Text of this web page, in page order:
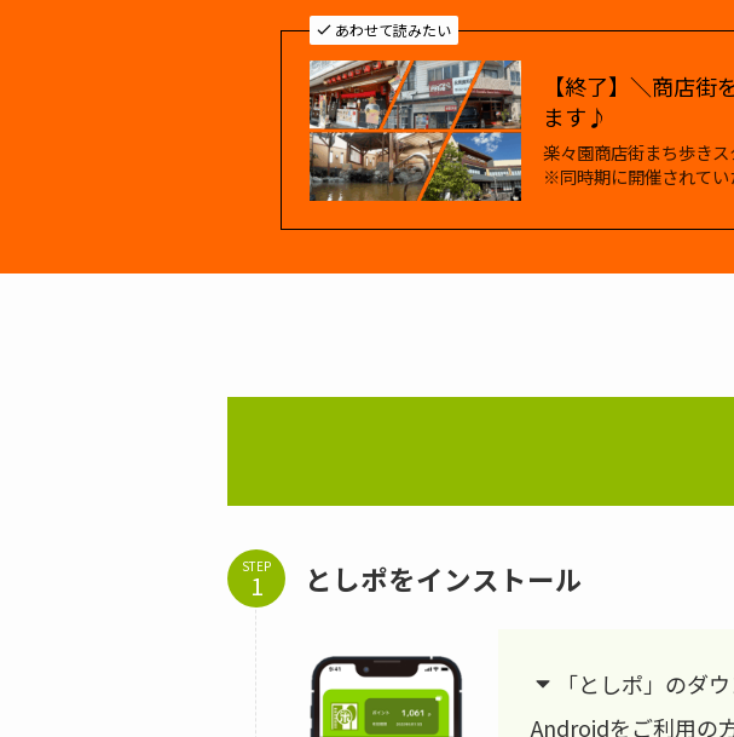
あわせて読みたい
【終了】＼商店
ます♪
楽々園商店街まち歩き
※同時期に開催されて
STEP としポをインストール
「としポ」のダ
Androidをご利用の